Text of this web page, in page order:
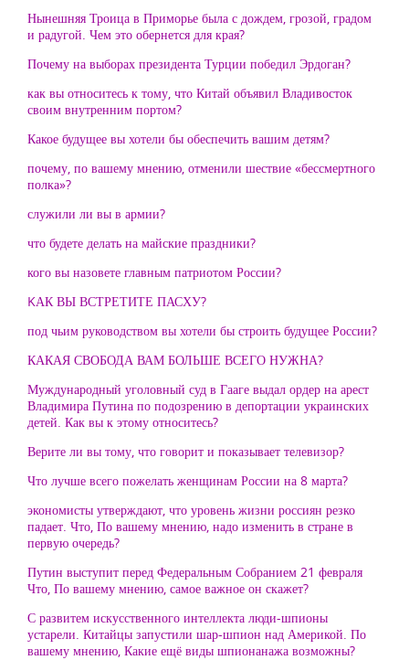
Нынешняя Троица в Приморье была с дождем, грозой, градом
и радугой. Чем это обернется для края?
Почему на выборах президента Турции победил Эрдоган?
как вы относитесь к тому, что Китай объявил Владивосток
своим внутренним портом?
Какое будущее вы хотели бы обеспечить вашим детям?
почему, по вашему мнению, отменили шествие «бессмертного
полка»?
служили ли вы в армии?
что будете делать на майские праздники?
кого вы назовете главным патриотом России?
KАК ВЫ ВСТРЕТИТЕ ПАСХУ?
под чьим руководством вы хотели бы строить будущее России?
КАКАЯ СВОБОДА ВАМ БОЛЬШЕ ВСЕГО НУЖНА?
Муждународный уголовный суд в Гааге выдал ордер на арест
Владимира Путина по подозрению в депортации украинских
детей. Как вы к этому относитесь?
Верите ли вы тому, что говорит и показывает телевизор?
Что лучше всего пожелать женщинам России на 8 марта?
экономисты утверждают, что уровень жизни россиян резко
падает. Что, По вашему мнению, надо изменить в стране в
первую очередь?
Путин выступит перед Федеральным Собранием 21 февраля
Что, По вашему мнению, самое важное он скажет?
С развитем искусственного интеллекта люди-шпионы
устарели. Китайцы запустили шар-шпион над Америкой. По
вашему мнению, Какие ещё виды шпионанажа возможны?